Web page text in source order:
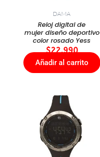
DAMA
Reloj digital de
mujer diseño deportivo
color rosado Yess
$22.990
Añadir al carrito